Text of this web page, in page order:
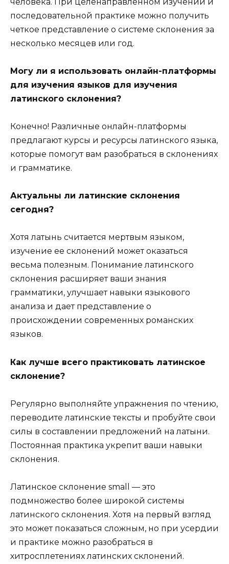
последовательной практике можно получить
четкое представление о системе склонения за
несколько месяцев или год.
Могу ли я использовать онлайн-платформы
для изучения языков для изучения
латинского склонения?
Конечно! Различные онлайн-платформы
предлагают курсы и ресурсы латинского языка,
которые помогут вам разобраться в склонениях
и грамматике.
Актуальны ли латинские склонения
сегодня?
Хотя латынь считается мертвым языком,
изучение ее склонений может оказаться
весьма полезным. Понимание латинского
склонения расширяет ваши знания
грамматики, улучшает навыки языкового
анализа и дает представление о
происхождении современных романских
языков.
Как лучше всего практиковать латинское
склонение?
Регулярно выполняйте упражнения по чтению,
переводите латинские тексты и пробуйте свои
силы в составлении предложений на латыни.
Постоянная практика укрепит ваши навыки
склонения.
Латинское склонение small — это
подмножество более широкой системы
латинского склонения. Хотя на первый взгляд
это может показаться сложным, но при усердии
и практике можно разобраться в
хитросплетениях латинских склонений.